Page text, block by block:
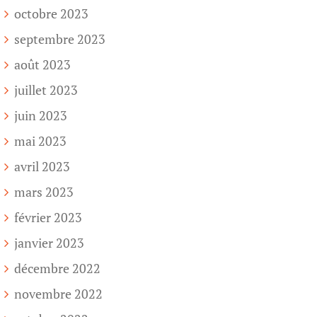
octobre 2023
septembre 2023
août 2023
juillet 2023
juin 2023
mai 2023
avril 2023
mars 2023
février 2023
janvier 2023
décembre 2022
novembre 2022